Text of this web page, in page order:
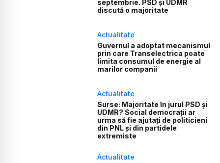
septembrie. PSD și UDMR
discută o majoritate
Actualitate
Guvernul a adoptat mecanismul
prin care Transelectrica poate
limita consumul de energie al
marilor companii
Actualitate
Surse: Majoritate în jurul PSD și
UDMR? Social democrații ar
urma să fie ajutați de politicieni
din PNL și din partidele
extremiste
Actualitate